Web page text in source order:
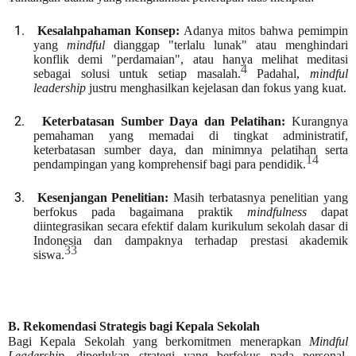
1. Kesalahpahaman Konsep: Adanya mitos bahwa pemimpin
yang mindful dianggap "terlalu lunak" atau menghindari
konflik demi "perdamaian", atau hanya melihat meditasi
sebagai solusi untuk setiap masalah.4Padahal,mindful
leadership justru menghasilkan kejelasan dan fokus yang kuat.
2. Keterbatasan Sumber Daya dan Pelatihan: Kurangnya
pemahaman yang memadai di tingkat administratif,
keterbatasan sumber daya, dan minimnya pelatihan serta
pendampingan yang komprehensif bagi para pendidik.14
3. Kesenjangan Penelitian: Masih terbatasnya penelitian yang
berfokus pada bagaimana praktik mindfulness dapat
diintegrasikan secara efektif dalam kurikulum sekolah dasar di
Indonesia dan dampaknya terhadap prestasi akademik
siswa.33
B. Rekomendasi Strategis bagi Kepala Sekolah
Bagi Kepala Sekolah yang berkomitmen menerapkan Mindful